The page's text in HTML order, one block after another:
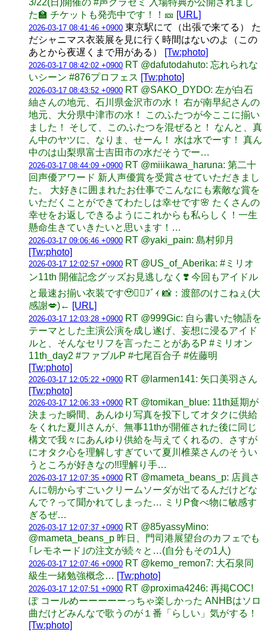
た🏫 チケットも発売中です！！🎫 [URL]
2026-03-17 08:41:46 +0900 東京駅にて（出張で来てる） た
だシャニマス衣装展を見に行く時間はないのよ（この
あとから夜遅くまで用がある）
[Tw:photo]
2026-03-17 08:42:02 +0900 RT @dafutodahuto: 忘れられな
いシーン #876プロフェス [Tw:photo]
2026-03-17 08:43:52 +0900 RT @SAKO_DYDO: 左が白石
紬さんの地元、石川県金沢市の水！ 右が南早紀さんの
地元、大分県中津市の水！ このふたつが今ここに揃い
ました！ そして、このふたつを混ぜると！ なんと、真
ん中のヤツに、なりま、せーん！ 水は水でーす！ 真ん
中のは山梨県富士吉田市の水だそうでー…
2026-03-17 08:44:09 +0900 RT @miiikawa_haruna: 第二十
回声優アワード 新人声優賞を受賞させていただきまし
た。 大好きに囲まれたお仕事でこんなにも素敵な賞を
いただくことができてわたしは幸せです🌸 たくさんの
幸せをお返しできるようにこれからも私らしく！一生
懸命生きていきたいと思います！…
2026-03-17 09:06:46 +0900 RT @yaki_pain: 島村卯月
[Tw:photo]
2026-03-17 12:02:57 +0900 RT @US_of_Aberika: #ミリオ
ン11th 開催記念グッズお見逃しなく❣️ 今回もアイドル
と最速お揃い衣装です🥹✌🏻ﾌﾞｨ 📸：渡部のけこねぇ(大
感謝💋)← [URL]
2026-03-17 12:03:28 +0900 RT @999Gic: 自ら書いた物語を
テーマとした主演公演を成し遂げ、妄想に浸るアイド
ルと、そんなセリフを言ったことがあるP #ミリオン
11th_day2 #ファブルP #七尾百合子 #佐藤明
[Tw:photo]
2026-03-17 12:05:22 +0900 RT @larmen141: 矢口美羽さん
[Tw:photo]
2026-03-17 12:06:33 +0900 RT @tomikan_blue: 11th延期が
決まった瞬間、あんゆり写真を投下してオタクに供給
をくれた夏川さんが、無事11thが開催された後に同じ
構文で我々にあんゆり供給を与えてくれるの、さすが
にオタク心を理解しすぎていて夏川椎菜さんのそうい
うところが好きなの‼️理解り手…
2026-03-17 12:07:35 +0900 RT @mameta_beans_p: 店員さ
んに朝からすごいクリームソーダが出てるんだけどな
んで？って聞かれてしまった… ミリP食べ物に敏感す
ぎるぜ…
2026-03-17 12:07:37 +0900 RT @85yassyMino:
@mameta_beans_p 昨日、門司港展望台のカフェでも
｢レモネード｣の注文が続々と…(自分もその1人)
2026-03-17 12:07:46 +0900 RT @kemo_remon7: 大石泉同
級生一緒勉強概念… [Tw:photo]
2026-03-17 12:07:51 +0900 RT @proxima4246: 再掲COC!
ぽ コールめーーーーーっちゃ楽しかった ANHBはソロ
曲だけどみんなで歌うのが１番「らしい」気がする！
[Tw:photo]